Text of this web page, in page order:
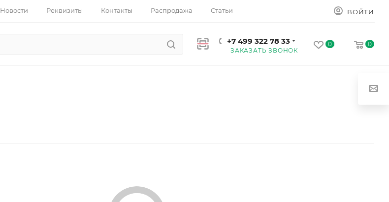
Новости Реквизиты Контакты Распродажа Статьи ВОЙТИ
+7 499 322 78 33
ЗАКАЗАТЬ ЗВОНОК
0 0